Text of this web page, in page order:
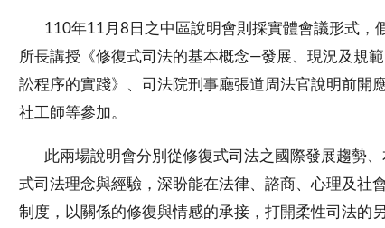
110年11月8日之中區說明會則採實體會議形式，
所長講授《修復式司法的基本概念—發展、現況及規
訟程序的實踐》、司法院刑事廳張道周法官說明前開
社工師等參加。
此兩場說明會分別從修復式司法之國際發展趨勢、
式司法理念與經驗，深盼能在法律、諮商、心理及社
制度，以關係的修復與情感的承接，打開柔性司法的另